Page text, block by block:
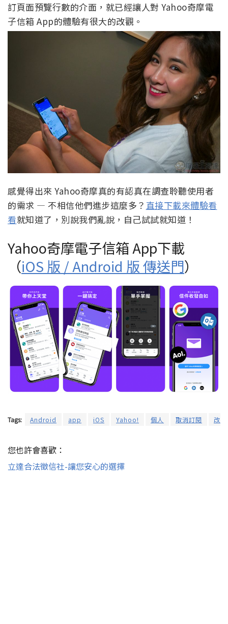
訂頁面預覽行數的介面，就已經讓人對 Yahoo奇摩電
子信箱 App的體驗有很大的改觀。
感覺得出來 Yahoo奇摩真的有認真在調查聆聽使用者
的需求 — 不相信他們進步這麼多？ 直接下載來體驗看
看就知道了，別說我們亂說，自己試試就知道！
Yahoo奇摩電子信箱 App下載
（iOS 版 / Android 版 傳送門）
Tags: Android app iOS Yahoo! 個人 取消訂閱 改版
您也許會喜歡：
立達合法徵信社-讓您安心的選擇